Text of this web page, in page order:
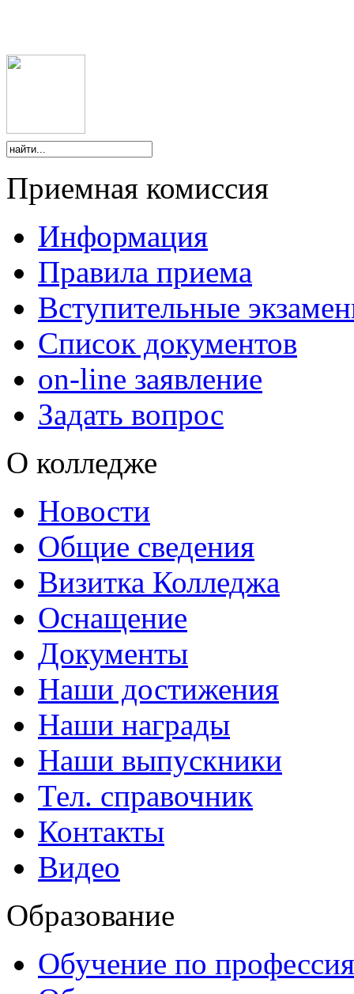
Приемная комиссия
Информация
Правила приема
Вступительные
Список документов
on-line заявление
Задать вопрос
О колледже
Новости
Общие сведения
Визитка Колледжа
Оснащение
Документы
Наши достижения
Наши награды
Наши выпускники
Тел. справочник
Контакты
Видео
Образование
Обучение по